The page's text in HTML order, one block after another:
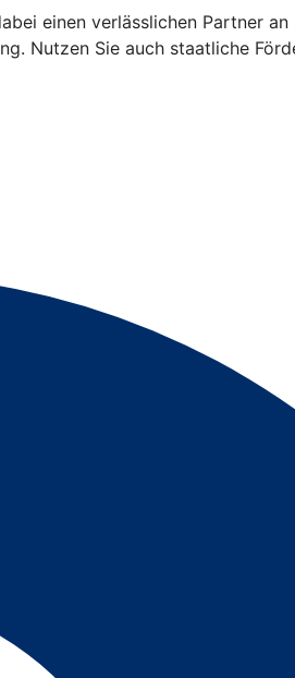
einen verlässlichen Partner
Nutzen Sie auch staatliche